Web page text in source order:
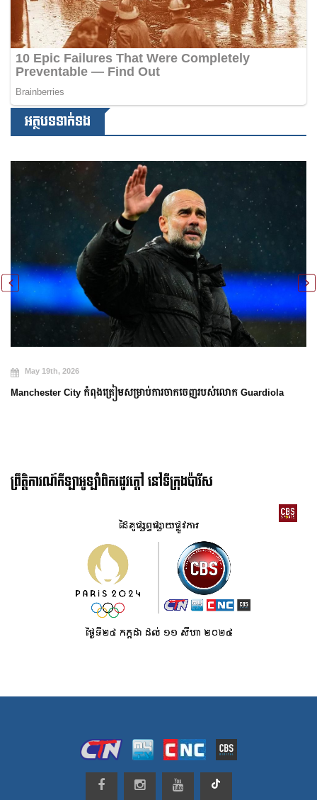
អត្ថបទទាក់ទង
May 19th, 2026
Manchester City កំពុងត្រៀមសម្រាប់ការចាកចេញរបស់លោក Guardiola
ព្រឹត្តិការណ៍កីឡាអូឡាំពិករដូវក្ដៅ នៅទីក្រុងប៉ារីស